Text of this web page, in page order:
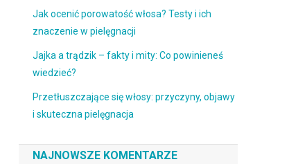
Jak ocenić porowatość włosa? Testy i ich
znaczenie w pielęgnacji
Jajka a trądzik – fakty i mity: Co powinieneś
wiedzieć?
Przetłuszczające się włosy: przyczyny, objawy
i skuteczna pielęgnacja
NAJNOWSZE KOMENTARZE